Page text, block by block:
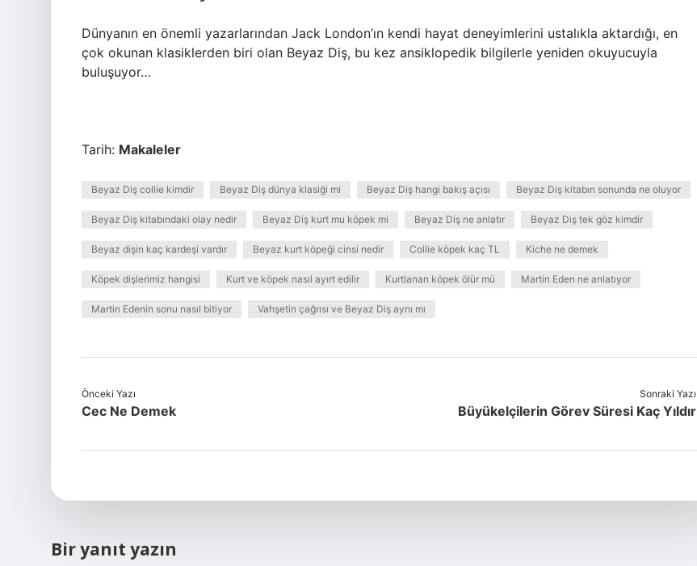
Dünyanın en önemli yazarlarından Jack London’ın kendi hayat deneyimlerini ustalıkla aktardığı, en
çok okunan klasiklerden biri olan Beyaz Diş, bu kez ansiklopedik bilgilerle yeniden okuyucuyla
buluşuyor…
Tarih: Makaleler
Beyaz Diş collie kimdir Beyaz Diş dünya klasiği mi Beyaz Diş hangi bakış açısı Beyaz Diş kitabın sonunda ne oluyor
Beyaz Diş kitabındaki olay nedir Beyaz Diş kurt mu köpek mi Beyaz Diş ne anlatır Beyaz Diş tek göz kimdir
Beyaz dişin kaç kardeşi vardır Beyaz kurt köpeği cinsi nedir Collie köpek kaç TL Kiche ne demek
Köpek dişlerimiz hangisi Kurt ve köpek nasıl ayırt edilir Kurtlanan köpek ölür mü Martin Eden ne anlatıyor
Martin Edenin sonu nasıl bitiyor Vahşetin çağrısı ve Beyaz Diş aynı mı
Önceki Yazı
Cec Ne Demek
Sonraki Yazı
Büyükelçilerin Görev Süresi Kaç Yıldır
Bir yanıt yazın